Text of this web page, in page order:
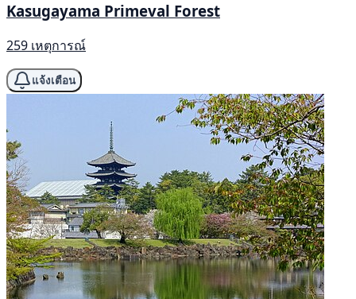
Kasugayama Primeval Forest
259 เหตุการณ์
แจ้งเตือน